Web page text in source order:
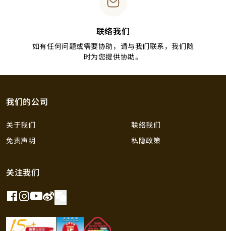
联络我们
如有任何问题或需要协助，请与我们联系，我们随
时为您提供协助。
我们的公司
关于我们
联络我们
免责声明
私隐政策
关注我们